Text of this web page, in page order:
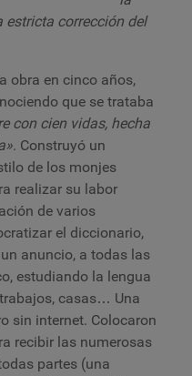
estricta corrección del
obra en cinco años,
que se trataba
con cien vidas, hecha
. Construyó un
de los monjes
realizar su labor
de varios
el diccionario,
anuncio, a todas las
estudiando la lengua
casas… Una
sin internet. Colocaron
recibir las numerosas
partes (una